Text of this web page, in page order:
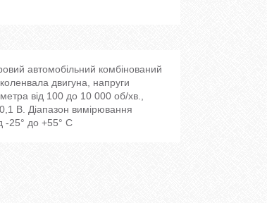
автомобільний комбінований
двигуна, напруги
від 100 до 10 000 об/хв.,
В. Діапазон вимірювання
-25° до +55° С